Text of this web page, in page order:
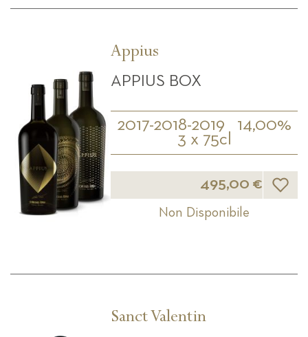
Appius
APPIUS BOX
2017-2018-2019
14,00%
3 x 75cl
495,00 € Lista
Non Disponibile
Sanct Valentin